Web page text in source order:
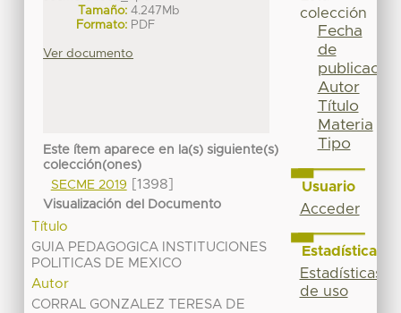
Tamaño: 4.247Mb
Formato: PDF
Ver documento
Este ítem aparece en la(s) siguiente(s)
colección(ones)
SECME 2019
[1398]
Visualización del Documento
Título
GUIA PEDAGOGICA INSTITUCIONES
POLITICAS DE MEXICO
Autor
CORRAL GONZALEZ TERESA DE
colección
Fecha
de
publicación
Autor
Título
Materia
Tipo
Usuario
Acceder
Estadísticas
Estadísticas
de uso